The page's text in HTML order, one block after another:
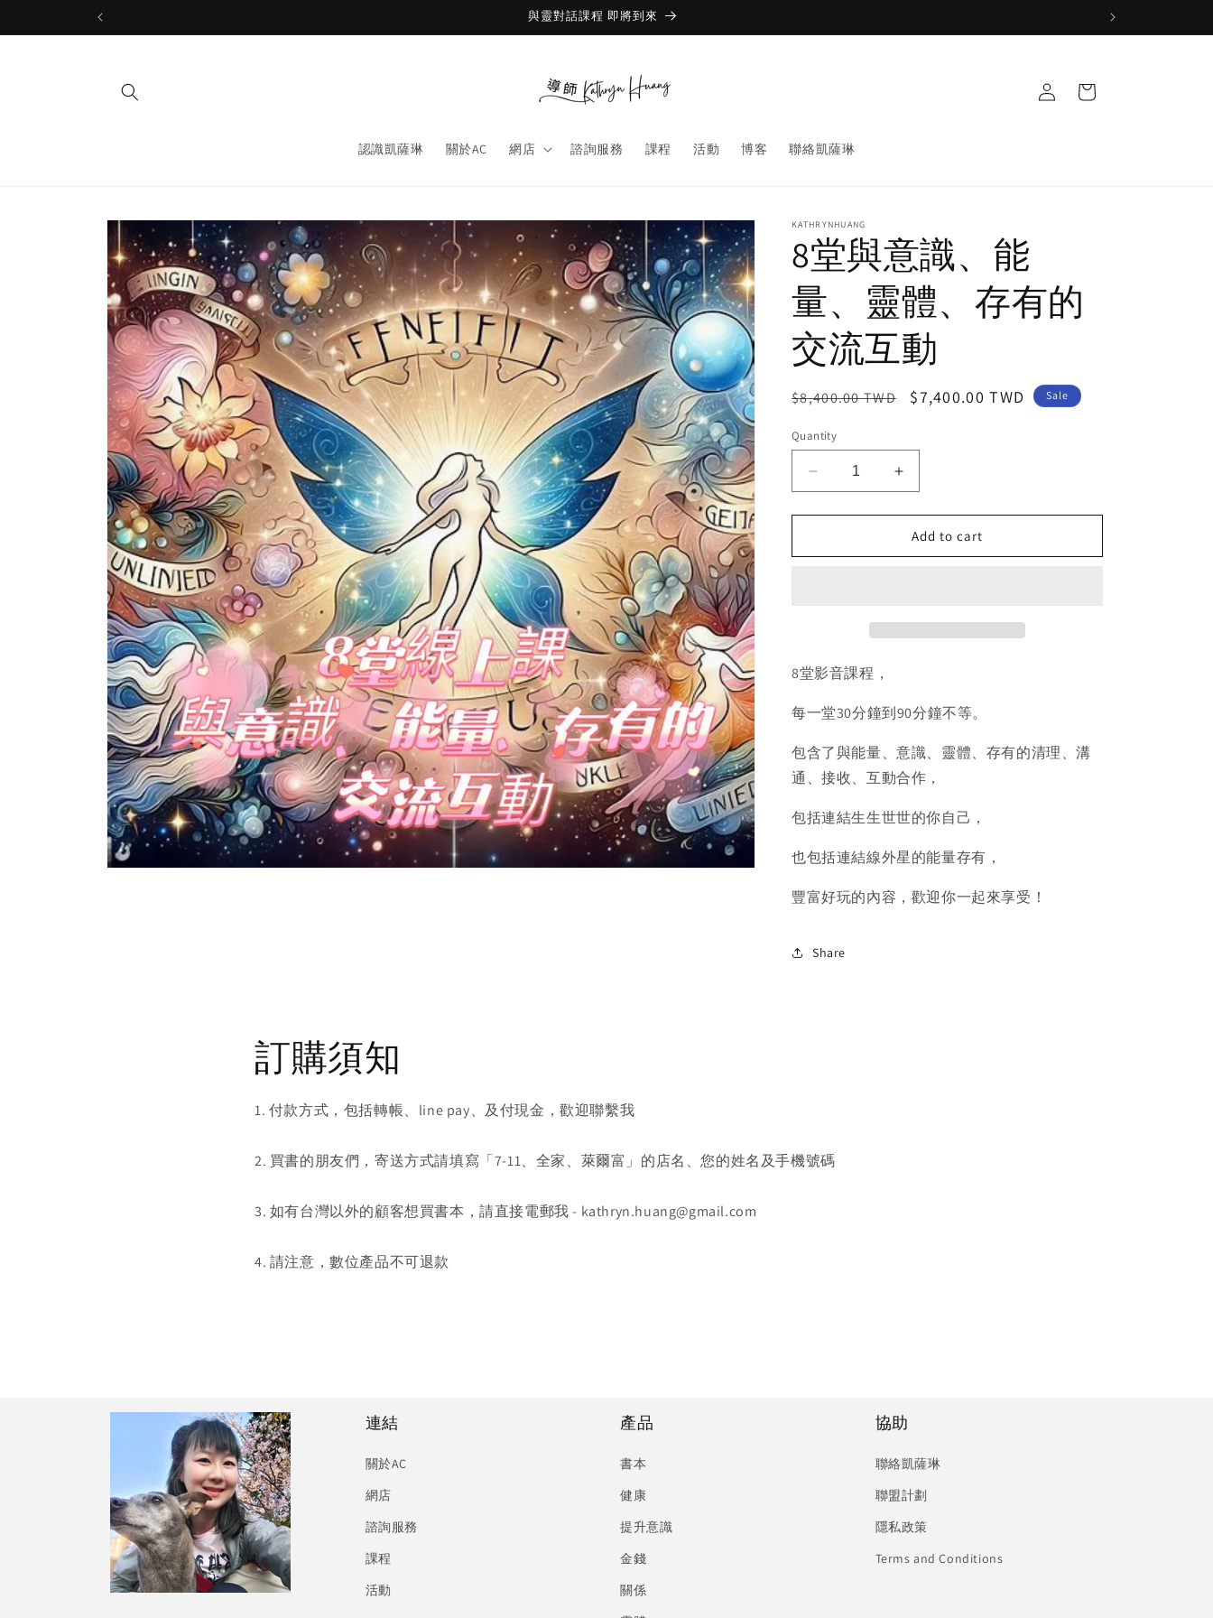
與靈對話課程 即將到來
認識凱薩琳 關於AC 網店 諮詢服務 課程 活動 博客 聯絡凱薩琳
in
Cart
Skip to
product
information
KATHRYNHUANG
8堂與意識、能
量、靈體、存有的
交流互動
Regular
$8,400.00 TWD
Sale
$7,400.00 TWD Sale
Quantity
Decrease
quantity
for
堂
量、
體、
有
的
流
動
Increase
quantity
for
堂
識、
能
體、
有
的
流
動
Add to cart
8堂影音課程，
每一堂30分鐘到90分鐘不等。
包含了與能量、意識、靈體、存有的清理、溝
通、接收、互動合作，
包括連結生生世世的你自己，
也包括連結線外星的能量存有，
豐富好玩的內容，歡迎你一起來享受！
Share
訂購須知
1. 付款方式，包括轉帳、line pay、及付現金，歡迎聯繫我
2. 買書的朋友們，寄送方式請填寫「7-11、全家、萊爾富」的店名、您的姓名及手機號碼
3. 如有台灣以外的顧客想買書本，請直接電郵我 - kathryn.huang@gmail.com
4. 請注意，數位產品不可退款
連結
關於AC
網店
諮詢服務
課程
活動
產品
書本
健康
提升意識
金錢
關係
協助
聯絡凱薩琳
聯盟計劃
隱私政策
Terms and Conditions